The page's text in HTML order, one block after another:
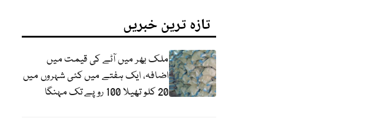
تازہ ترین خبریں
ملک بھر میں آٹے کی قیمت میں
اضافہ، ایک ہفتے میں کئی شہروں میں
20 کلو تھیلا 100 روپے تک مہنگا